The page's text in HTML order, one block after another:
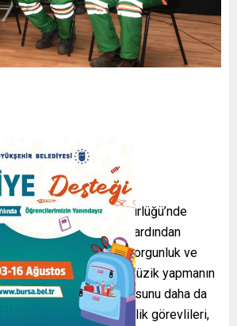
Temizlik İşleri Müdürlüğü’nde
mesai bitiminin ardından
alarak hem günün yorgunluk ve
oluyor, hem de müzik yapmanın
İçlerindeki müzik tutkusunu daha da
de orkestra kuran temizlik görevlileri,